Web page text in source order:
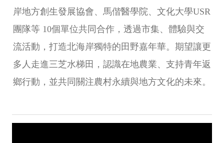
岸地方創生發展協會、馬偕醫學院、文化大學USR
團隊等 10個單位共同合作，透過市集、體驗與交
流活動，打造北海岸獨特的田野嘉年華。期望讓更
多人走進三芝水梯田，認識在地農業、支持青年返
鄉行動，並共同關注農村永續與地方文化的未來。